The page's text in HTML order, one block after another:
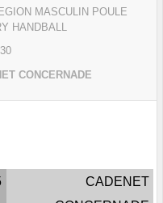
MASCULIN POULE
HANDBALL
CONCERNADE
CADENET